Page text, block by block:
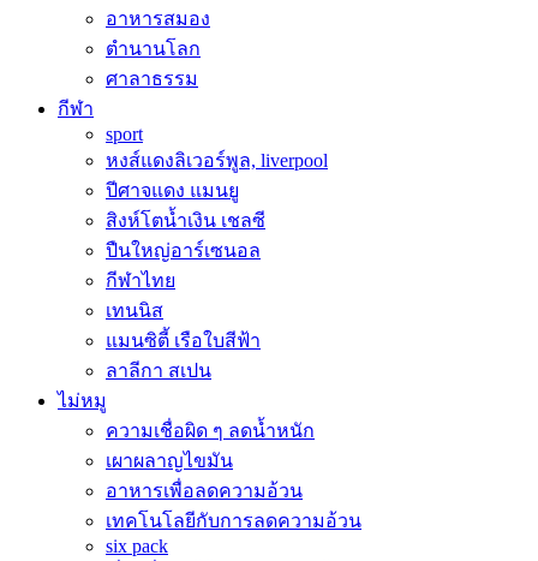
อาหารสมอง
ตำนานโลก
ศาลาธรรม
กีฬา
sport
หงส์แดงลิเวอร์พูล, liverpool
ปีศาจแดง แมนยู
สิงห์โตน้ำเงิน เชลซี
ปืนใหญ่อาร์เซนอล
กีฬาไทย
เทนนิส
แมนซิตี้ เรือใบสีฟ้า
ลาลีกา สเปน
ไม่หมู
ความเชื่อผิด ๆ ลดน้ำหนัก
เผาผลาญไขมัน
อาหารเพื่อลดความอ้วน
เทคโนโลยีกับการลดความอ้วน
six pack